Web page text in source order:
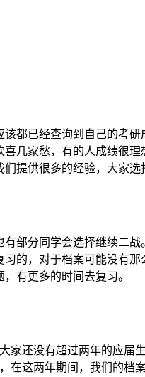
该都已经查询到自己的
几家愁，有的人成绩很
提供很多的经验，大家
部分同学会选择继续二
的，对于档案可能没有
有更多的时间去复习。
家还没有超过两年的应
在这两年期间，我们的